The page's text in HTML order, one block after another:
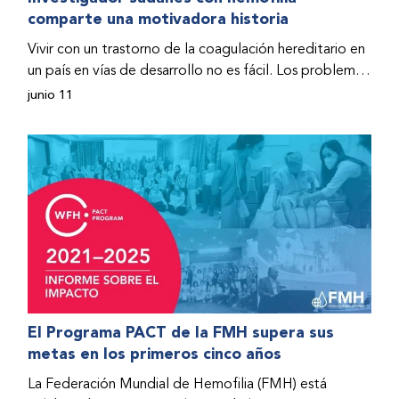
hospitalizado y terminó con daños graves en ambas
donado a través del Programa de Ayuda Humanitaria
de la Federación Mundial de Hemofilia (FMH) cuando
Fendi encontró la esperanza de una vida mejor.
comparte una motivadora historia
Vivir con un trastorno de la coagulación hereditario en
un país en vías de desarrollo no es fácil. Los problemas
se multiplican drásticamente cuando el país también
Hashim, hombre sudanés con hemofilia B, la vida no
representaba más que retos cotidianos hasta que la
asistencia proporcionada por la Federación Mundial
de Hemofilia (FMH) y su Programa de Ayuda
Humanitaria salvo su vida.
junio 11
El Programa PACT de la FMH supera sus
metas en los primeros cinco años
La Federación Mundial de Hemofilia (FMH) está